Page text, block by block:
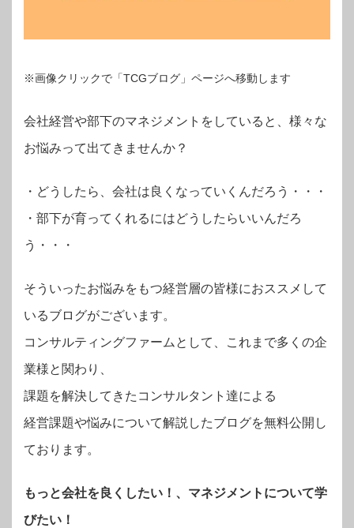
※画像クリックで「TCGブログ」ページへ移動します
会社経営や部下のマネジメントをしていると、様々な
お悩みって出てきませんか？
・ どうしたら、会社は良くなっていくんだろう・・・
・部下が育ってくれるにはどうしたらいいんだろ
う・・・
そういったお悩みをもつ経営層の皆様におススメして
いるブログがございます。
コンサルティングファームとして、これまで多くの企
業様と関わり、
課題を解決してきたコンサルタント達による
経営課題や悩みについて解説したブログを無料公開し
ております。
もっと会社を良くしたい！、マネジメントについて学
びたい！